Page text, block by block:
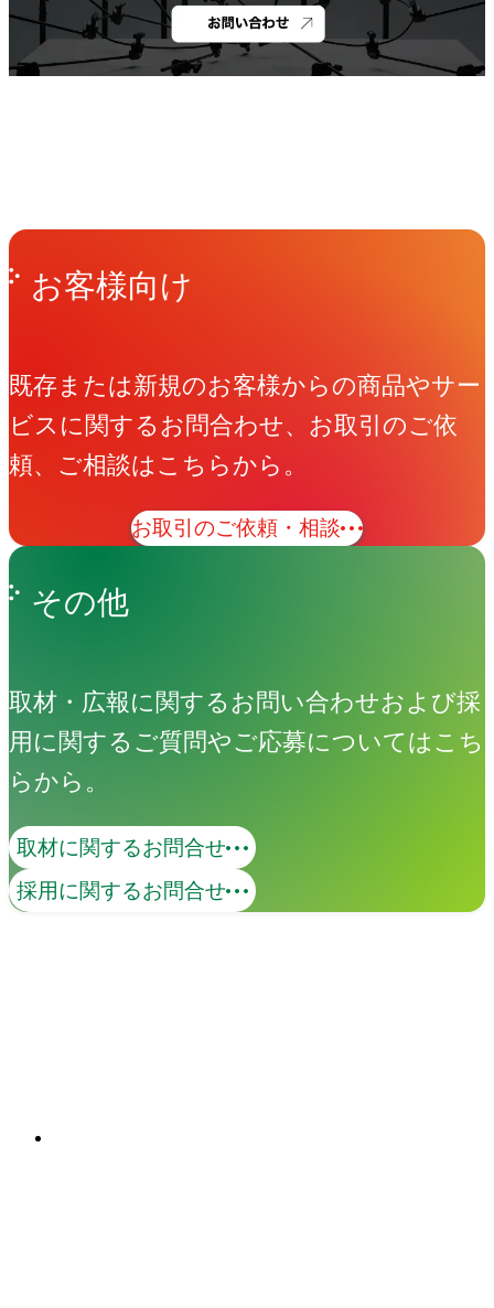
Get in Touchお問い合わせ
お客様向け
既存または新規のお客様からの商品やサー
ビスに関するお問合わせ、お取引のご依
頼、ご相談はこちらから。
お取引のご依頼・相談
その他
取材・広報に関するお問い合わせおよび採
用に関するご質問やご応募についてはこち
らから。
取材に関するお問合せ
採用に関するお問合せ
撮影